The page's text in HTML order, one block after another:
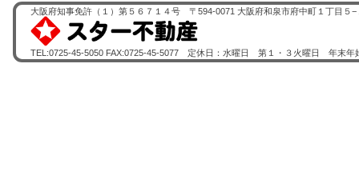
大阪府知事免許（１）第５６７１４号 〒594-0071 大阪府和泉市府中町１丁目５−
TEL:0725-45-5050 FAX:0725-45-5077 定休日：水曜日 第１・３火曜日 年末年